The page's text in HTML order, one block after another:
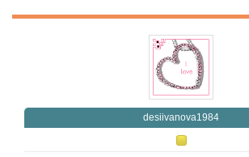
desiivanova1984